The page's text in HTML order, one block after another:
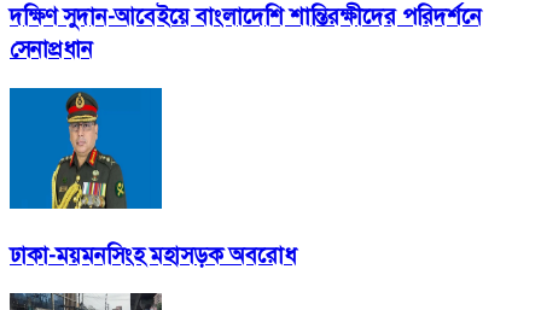
দক্ষিণ সুদান-আবেইয়ে বাংলাদেশি শান্তিরক্ষীদের পরিদর্শনে
সেনাপ্রধান
ঢাকা-ময়মনসিংহ মহাসড়ক অবরোধ